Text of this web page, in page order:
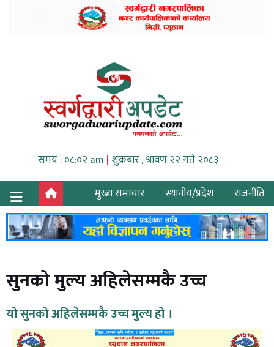
समय : ०८:०२ am | शुक्रबार , श्रावण २२ गते २०८३
मुख्य समाचार
स्थानीय/प्रदेश राजनीति
सुनको मुल्य अहिलेसम्मकै उच्च
यो सुनको अहिलेसम्मकै उच्च मुल्य हो ।